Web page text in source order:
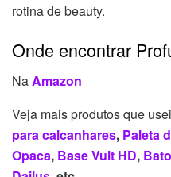
rotina de beauty.
Onde encontrar
NaAmazon
Veja mais produtos que
para calcanhares, Paleta
Opaca, Base Vult HD,